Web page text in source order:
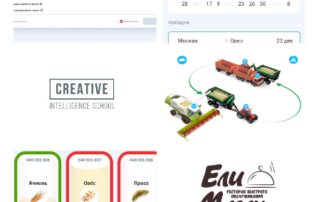
техники
Управление логистикой
Мобильное приложение
CI School Агронавигация